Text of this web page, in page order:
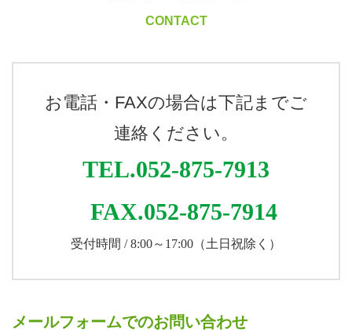
CONTACT
お電話・FAXの場合は下記までご
連絡ください。
TEL.052-875-7913
FAX.052-875-7914
受付時間 / 8:00～17:00（土日祝除く）
メールフォームでのお問い合わせ